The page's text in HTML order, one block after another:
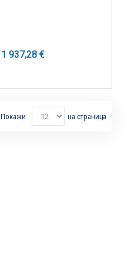
1 937,28 €
Покажи на страница